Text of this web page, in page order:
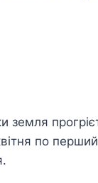
земля
по